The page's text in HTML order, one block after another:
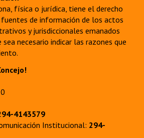
física o jurídica, tiene el derecho
de información de los actos
y jurisdiccionales emanados
sea necesario indicar las razones que
4143579
Institucional: 294-